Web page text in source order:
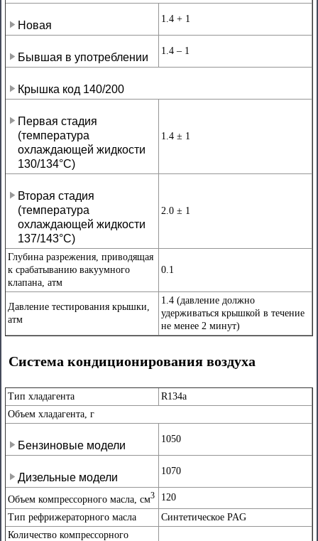
Новая
1.4 + 1
Бывшая в употреблении
1.4 – 1
Крышка код 140/200
Первая стадия
(температура
охлаждающей жидкости
130/134°С)
1.4 ± 1
Вторая стадия
(температура
охлаждающей жидкости
137/143°С)
2.0 ± 1
Глубина разрежения, приводящая
к срабатыванию вакуумного
клапана, атм
0.1
Давление тестирования крышки,
атм
1.4 (давление должно
удерживаться крышкой в течение
не менее 2 минут)
Система кондиционирования воздуха
Тип хладагента
R134a
Объем хладагента, г
Бензиновые модели
1050
Дизельные модели
1070
Объем компрессорного масла, см3
120
Тип рефрижераторного масла
Синтетическое PAG
Количество компрессорного